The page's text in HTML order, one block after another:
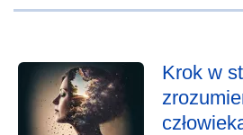
Krok w